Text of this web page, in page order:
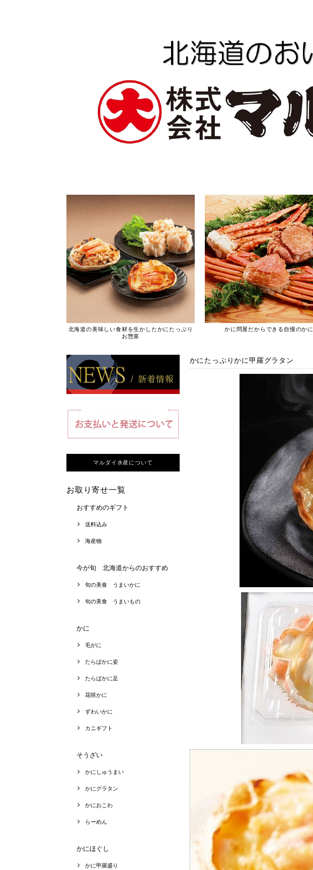
北海道の美味しい食材を生かしたかにたっぷり
お惣菜
かに問屋だからできる自慢のかに
マルダイ水産について
お取り寄せ一覧
おすすめのギフト
送料込み
海産物
今が旬 北海道からのおすすめ
旬の美食 うまいかに
旬の美食 うまいもの
かに
毛がに
たらばかに姿
たらばかに足
花咲かに
ずわいかに
カニギフト
そうざい
かにしゅうまい
かにグラタン
かにおこわ
らーめん
かにほぐし
かに甲羅盛り
かにたっぷりかに甲羅グラタン